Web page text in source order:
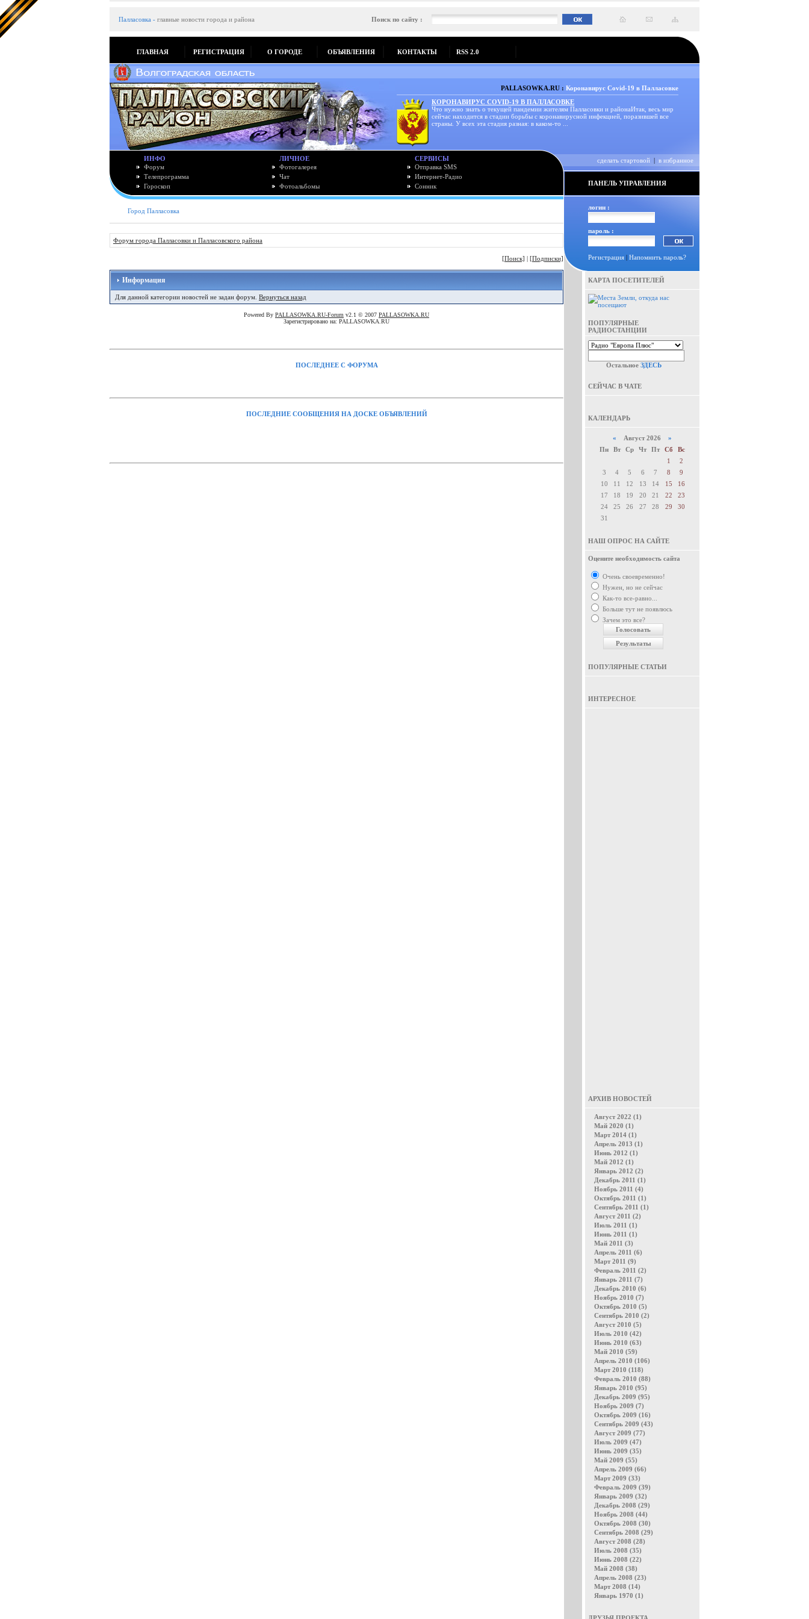
Палласовка - главные новости города и района Поиск по сайту :
ГЛАВНАЯ РЕГИСТРАЦИЯ О ГОРОДЕ ОБЪЯВЛЕНИЯ КОНТАКТЫ RSS 2.0
PALLASOWKA.RU : Коронавирус Covid-19 в Палласовке
КОРОНАВИРУС COVID-19 В ПАЛЛАСОВКЕ
Что нужно знать о текущей пандемии жителям Палласовки и районаИтак, весь мир
сейчас находится в стадии борьбы с коронавирусной инфекцией, поразившей все
страны. У всех эта стадия разная: в каком-то ...
ИНФО
Форум
Телепрограмма
Гороскоп
ЛИЧНОЕ
Фотогалерея
Чат
Фотоальбомы
СЕРВИСЫ
Отправка SMS
Интернет-Радио
Сонник
сделать стартовой | в избранное
ПАНЕЛЬ УПРАВЛЕНИЯ
Город Палласовка
Форум города Палласовки и Палласовского района
[Поиск] | [Подписки]
Информация
Для данной категории новостей не задан форум. Вернуться назад
Powered By PALLASOWKA.RU-Forum v2.1 © 2007 PALLASOWKA.RU
Зарегистрировано на: PALLASOWKA.RU
ПОСЛЕДНЕЕ С ФОРУМА
ПОСЛЕДНИЕ СООБЩЕНИЯ НА ДОСКЕ ОБЪЯВЛЕНИЙ
логин :
пароль :
Регистрация | Напомнить пароль?
КАРТА ПОСЕТИТЕЛЕЙ
ПОПУЛЯРНЫЕ
РАДИОСТАНЦИИ
Остальное ЗДЕСЬ
СЕЙЧАС В ЧАТЕ
КАЛЕНДАРЬ
« Август 2026 »
Пн
Вт Ср Чт Пт Сб
Вс
1
2
3
4 5 6 7 8
9
10
11 12 13 14 15
16
17
18 19 20 21 22
23
24
25 26 27 28 29
30
31
НАШ ОПРОС НА САЙТЕ
Оцените необходимость сайта
Очень своевременно!
Нужен, но не сейчас
Как-то все-равно...
Больше тут не появлюсь
Зачем это все?
ПОПУЛЯРНЫЕ СТАТЬИ
ИНТЕРЕСНОЕ
АРХИВ НОВОСТЕЙ
Август 2022 (1)
Май 2020 (1)
Март 2014 (1)
Апрель 2013 (1)
Июнь 2012 (1)
Май 2012 (1)
Январь 2012 (2)
Декабрь 2011 (1)
Ноябрь 2011 (4)
Октябрь 2011 (1)
Сентябрь 2011 (1)
Август 2011 (2)
Июль 2011 (1)
Июнь 2011 (1)
Май 2011 (3)
Апрель 2011 (6)
Март 2011 (9)
Февраль 2011 (2)
Январь 2011 (7)
Декабрь 2010 (6)
Ноябрь 2010 (7)
Октябрь 2010 (5)
Сентябрь 2010 (2)
Август 2010 (5)
Июль 2010 (42)
Июнь 2010 (63)
Май 2010 (59)
Апрель 2010 (106)
Март 2010 (118)
Февраль 2010 (88)
Январь 2010 (95)
Декабрь 2009 (95)
Ноябрь 2009 (7)
Октябрь 2009 (16)
Сентябрь 2009 (43)
Август 2009 (77)
Июль 2009 (47)
Июнь 2009 (35)
Май 2009 (55)
Апрель 2009 (66)
Март 2009 (33)
Февраль 2009 (39)
Январь 2009 (32)
Декабрь 2008 (29)
Ноябрь 2008 (44)
Октябрь 2008 (30)
Сентябрь 2008 (29)
Август 2008 (28)
Июль 2008 (35)
Июнь 2008 (22)
Май 2008 (38)
Апрель 2008 (23)
Март 2008 (14)
Январь 1970 (1)